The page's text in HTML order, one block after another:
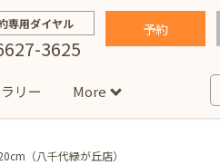
専用ダイヤル
3625
予約
リー More
（八千代緑が丘店）